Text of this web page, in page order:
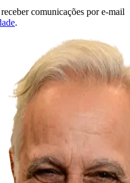
comunicações por e-mail
.